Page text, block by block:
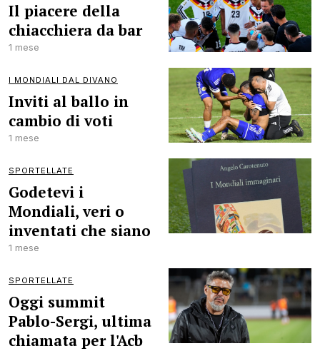
Il piacere della
chiacchiera da bar
1 mese
I MONDIALI DAL DIVANO
Inviti al ballo in
cambio di voti
1 mese
SPORTELLATE
Godetevi i
Mondiali, veri o
inventati che siano
1 mese
SPORTELLATE
Oggi summit
Pablo-Sergi, ultima
chiamata per l'Acb